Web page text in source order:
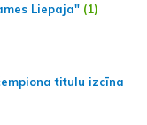
Liepaja" (1)
titulu izcīna